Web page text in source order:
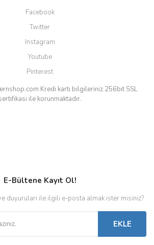
Facebook
Twitter
Instagram
Youtube
Pinterest
Kredi kartı bilgileriniz 256bit SSL
ile korunmaktadır.
E-Bültene Kayıt Ol!
duyuruları ile ilgili e-posta almak ister misiniz?
EKLE